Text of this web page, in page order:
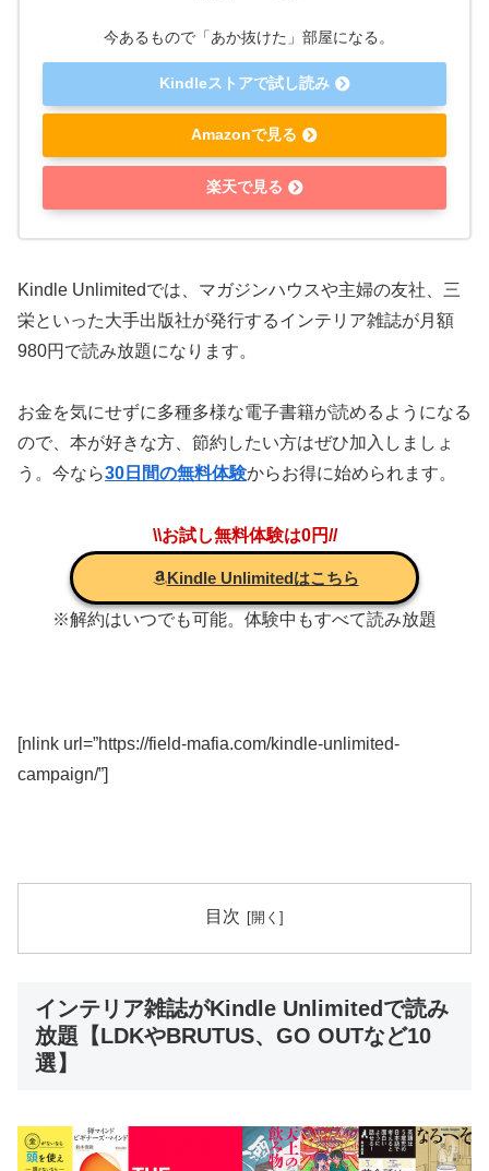
今あるもので「あか抜けた」部屋になる。
Kindleストアで試し読み
Amazonで見る
楽天で見る
Kindle Unlimitedでは、マガジンハウスや主婦の友社、三
栄といった大手出版社が発行するインテリア雑誌が月額
980円で読み放題になります。
お金を気にせずに多種多様な電子書籍が読めるようになる
ので、本が好きな方、節約したい方はぜひ加入しましょ
う。今なら30日間の無料体験からお得に始められます。
\\お試し無料体験は0円//
Kindle Unlimitedはこちら
※解約はいつでも可能。体験中もすべて読み放題
[nlink url=”https://field-mafia.com/kindle-unlimited-
campaign/”]
目次
インテリア雑誌がKindle Unlimitedで読み
放題【LDKやBRUTUS、GO OUTなど10
選】